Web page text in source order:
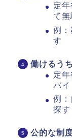
定
て無
例
す
働けるう
定
バイ
例
探す
公的な制